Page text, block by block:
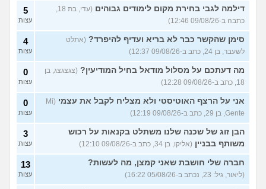
עוד שאלות חדשות במדור
דילמה לגבי בחירת מקום לימודים גבוהים
כתבה ב-09/08/26 12:46)
5
עצות
סימן שהקשר כבר לא בריא ועדיף להיפרד? (אתלט
לשעבר, בן 24, כתב ב-09/08/26 12:37)
4
עצות
מה דעתכם על מסלול מודאל בחיל המודיעין? (צגצגצג, בן
18, כתב ב-09/08/26 12:28)
0
עצות
אני על הרצף האוטיסטי ולא מצליח לקבל את עצמי
(Mi
Gente, בן 29, כתב ב-09/08/26 12:19)
0
עצות
הבן זוג של שכנה שלנו משתלט בקנאות על רכוש
משותף בבניין (אליקו, בן 34, כתב ב-09/08/26 12:10)
3
עצות
חברה שלי חושבת שאני קמצן, מה לעשות?
(ליאור, גיל: 23, נכתב ב-05/08/26 16:22)
13
עצות